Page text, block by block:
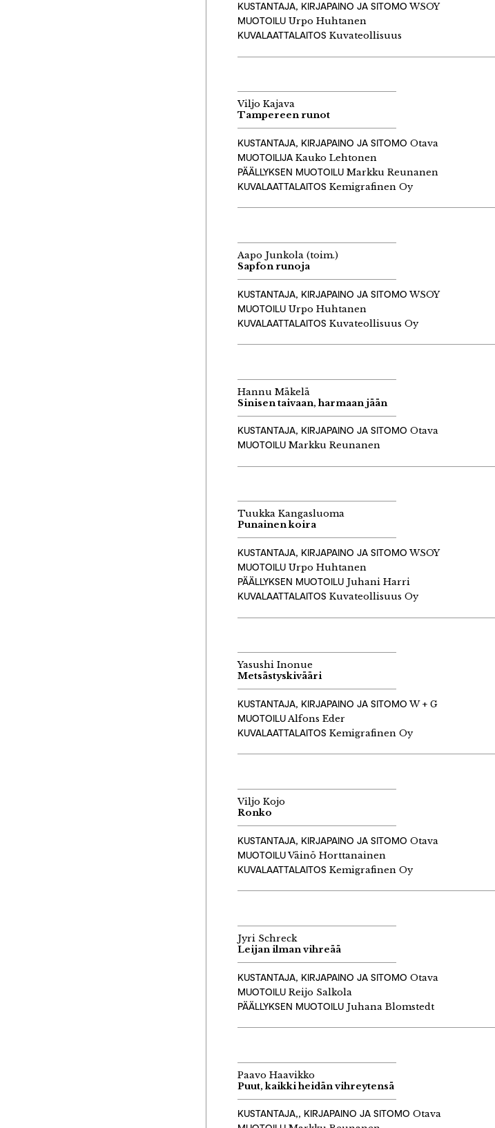
KUSTANTAJA, KIRJAPAINO JA SITOMOWSOY
MUOTOILU Urpo Huhtanen
KUVALAATTALAITOS Kuvateollisuus
Viljo Kajava
Tampereen runot
KUSTANTAJA, KIRJAPAINO JA SITOMO Otava
MUOTOILIJA Kauko Lehtonen
PÄÄLLYKSEN MUOTOILUMarkku Reunanen
KUVALAATTALAITOS Kemigrafinen Oy
Aapo Junkola (toim.)
Sapfon runoja
KUSTANTAJA, KIRJAPAINO JA SITOMOWSOY
MUOTOILU Urpo Huhtanen
KUVALAATTALAITOS Kuvateollisuus Oy
Hannu Mäkelä
Sinisen taivaan, harmaan jään
KUSTANTAJA, KIRJAPAINO JA SITOMO Otava
MUOTOILU Markku Reunanen
Tuukka Kangasluoma
Punainen koira
KUSTANTAJA, KIRJAPAINO JA SITOMOWSOY
MUOTOILU Urpo Huhtanen
PÄÄLLYKSEN MUOTOILU Juhani Harri
KUVALAATTALAITOS Kuvateollisuus Oy
Yasushi Inonue
Metsästyskivääri
KUSTANTAJA, KIRJAPAINO JA SITOMOW + G
MUOTOILUAlfons Eder
KUVALAATTALAITOS Kemigrafinen Oy
Viljo Kojo
Ronko
KUSTANTAJA, KIRJAPAINO JA SITOMO Otava
MUOTOILUVäinö Horttanainen
KUVALAATTALAITOS Kemigrafinen Oy
Jyri Schreck
Leijan ilman vihreää
KUSTANTAJA, KIRJAPAINO JA SITOMO Otava
MUOTOILU Reijo Salkola
PÄÄLLYKSEN MUOTOILU Juhana Blomstedt
Paavo Haavikko
Puut, kaikki heidän vihreytensä
KUSTANTAJA,, KIRJAPAINO JA SITOMO Otava